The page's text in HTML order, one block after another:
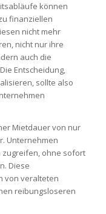
können
finanziellen
nicht mehr
nicht nur ihre
auch die
Entscheidung,
sollte also
Mietdauer von nur
Unternehmen
ohne sofort
Diese
von veralteten
reibungsloseren